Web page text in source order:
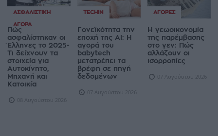
ΑΣΦΑΛΙΣΤΙΚΉ
ΑΓΟΡΆ
Πώς
ασφαλίστηκαν οι
Έλληνες το 2025-
Τι δείχνουν τα
στοιχεία για
Αυτοκίνητο,
Μηχανή και
Κατοικία
08 Αυγούστου 2026
TECHIN
Γονεϊκότητα την
εποχή της AI: Η
αγορά του
babytech
μετατρέπει τα
βρέφη σε πηγή
δεδομένων
07 Αυγούστου 2026
ΑΓΟΡΈΣ
Η γεωοικονομία
της παρέμβασης
στο γεν: Πώς
αλλάζουν οι
ισορροπίες
07 Αυγούστου 2026